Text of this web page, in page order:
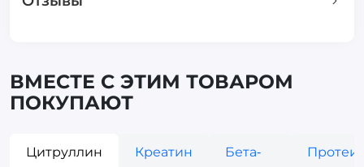
ВМЕСТЕ С ЭТИМ ТОВАРОМ
ПОКУПАЮТ
Цитруллин Креатин
Бета-